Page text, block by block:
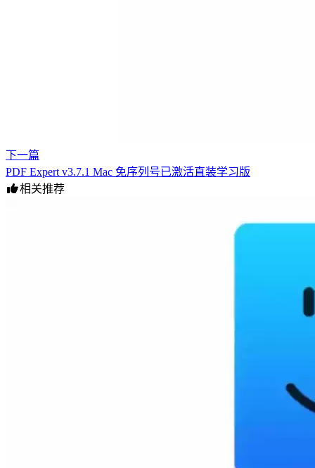
下一篇
PDF Expert v3.7.1 Mac 免序列号已激活直装学习版
相关推荐